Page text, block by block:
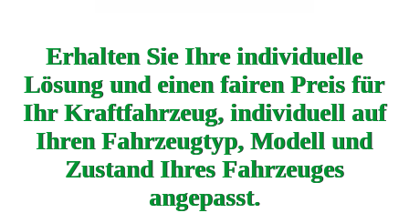
Erhalten Sie Ihre individuelle
Lösung und einen fairen Preis für
Ihr Kraftfahrzeug, individuell auf
Ihren Fahrzeugtyp, Modell und
Zustand Ihres Fahrzeuges
angepasst.